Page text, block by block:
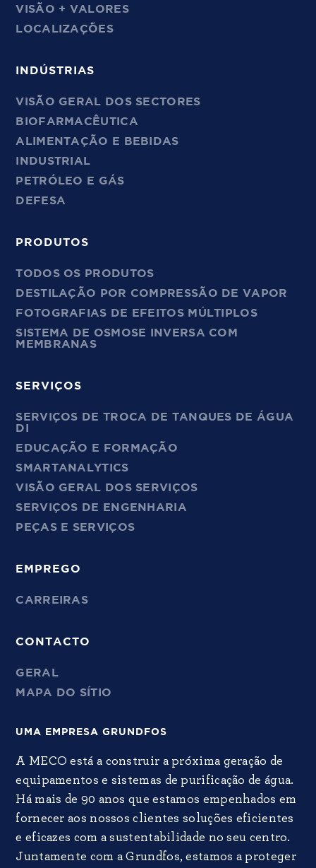
VISÃO + VALORES
LOCALIZAÇÕES
INDÚSTRIAS
VISÃO GERAL DOS SECTORES
BIOFARMACÊUTICA
ALIMENTAÇÃO E BEBIDAS
INDUSTRIAL
PETRÓLEO E GÁS
DEFESA
PRODUTOS
TODOS OS PRODUTOS
DESTILAÇÃO POR COMPRESSÃO DE VAPOR
FOTOGRAFIAS DE EFEITOS MÚLTIPLOS
SISTEMA DE OSMOSE INVERSA COM
MEMBRANAS
SERVIÇOS
SERVIÇOS DE TROCA DE TANQUES DE ÁGUA
DI
EDUCAÇÃO E FORMAÇÃO
SMARTANALYTICS
VISÃO GERAL DOS SERVIÇOS
SERVIÇOS DE ENGENHARIA
PEÇAS E SERVIÇOS
EMPREGO
CARREIRAS
CONTACTO
GERAL
MAPA DO SÍTIO
UMA EMPRESA GRUNDFOS
A MECO está a construir a próxima geração de
equipamentos e sistemas de purificação de água.
Há mais de 90 anos que estamos empenhados em
fornecer aos nossos clientes soluções eficientes
e eficazes com a sustentabilidade no seu centro.
Juntamente com a Grundfos, estamos a proteger